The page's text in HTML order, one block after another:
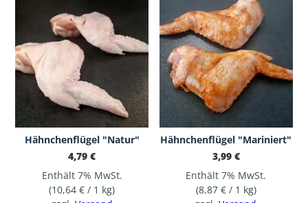
Hähnchenflügel "Natur"
4,79€
Enthält 7% MwSt.
(10,64€ / 1 kg)
Hähnchenflügel "Mariniert"
3,99 €
Enthält 7% MwSt.
(8,87 €/ 1 kg)